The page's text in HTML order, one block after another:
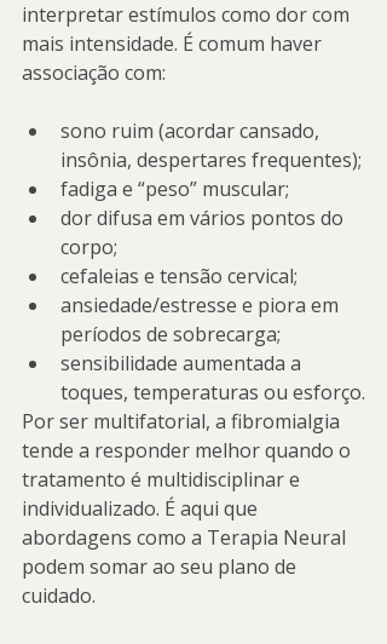
interpretar estímulos como dor com
mais intensidade. É comum haver
associação com:
sono ruim (acordar cansado,
insônia, despertares frequentes);
fadiga e “peso” muscular;
dor difusa em vários pontos do
corpo;
cefaleias e tensão cervical;
ansiedade/estresse e piora em
períodos de sobrecarga;
sensibilidade aumentada a
toques, temperaturas ou esforço.
Por ser multifatorial, a fibromialgia
tende a responder melhor quando o
tratamento é multidisciplinar e
individualizado. É aqui que
abordagens como a Terapia Neural
podem somar ao seu plano de
cuidado.